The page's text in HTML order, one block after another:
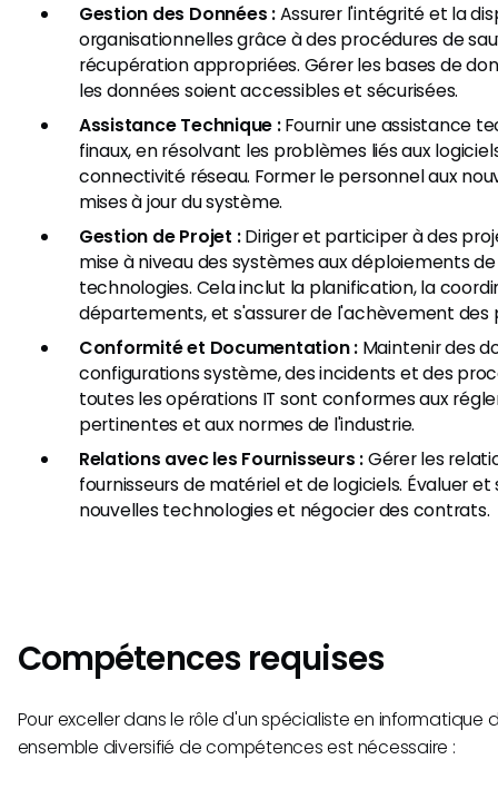
Gestion des Données :Assurer l'intégrité et la
organisationnelles grâce à des procédures de
récupération appropriées. Gérer les bases de
les données soient accessibles et sécurisées.
Assistance Technique :Fournir une assistance
finaux, en résolvant les problèmes liés aux
connectivité réseau. Former le personnel aux
mises à jour du système.
Gestion de Projet :Diriger et participer à des
mise à niveau des systèmes aux déploiements
technologies. Cela inclut la planification, la
départements, et s'assurer de l'achèvement des
Conformité et Documentation :Maintenir des
configurations système, des incidents et des
toutes les opérations IT sont conformes aux
pertinentes et aux normes de l'industrie.
Relations avec les Fournisseurs :Gérer les
fournisseurs de matériel et de logiciels. Évaluer
nouvelles technologies et négocier des contrats.
Compétences requises
Pour exceller dans le rôle d'un spécialiste en informatique
ensemble diversifié de compétences est nécessaire :